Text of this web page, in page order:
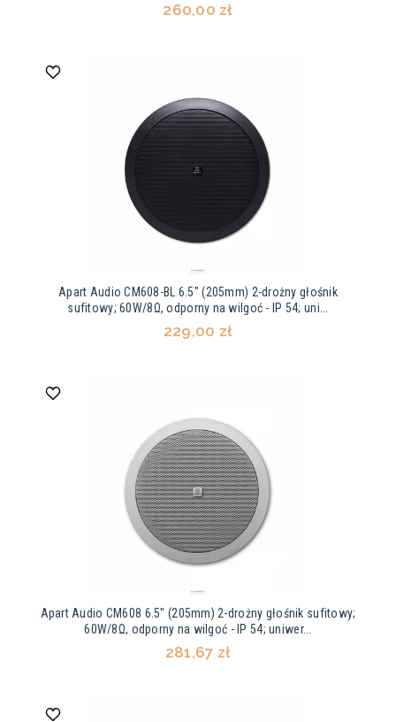
260,00 zł
Apart Audio CM608-BL 6.5" (205mm) 2-drożny głośnik
sufitowy; 60W/8Ω, odporny na wilgoć - IP 54; uni...
229,00 zł
Apart Audio CM608 6.5" (205mm) 2-drożny głośnik sufitowy;
60W/8Ω, odporny na wilgoć - IP 54; uniwer...
281,67 zł